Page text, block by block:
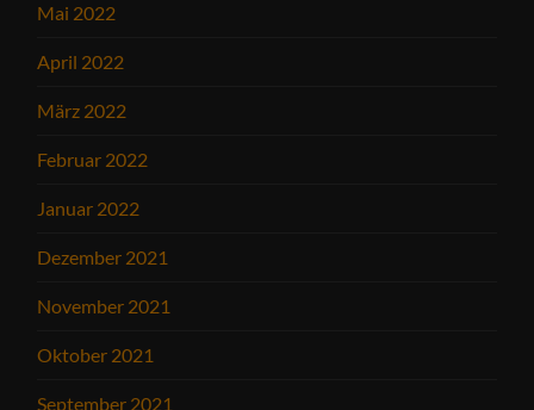
Mai 2022
April 2022
März 2022
Februar 2022
Januar 2022
Dezember 2021
November 2021
Oktober 2021
September 2021